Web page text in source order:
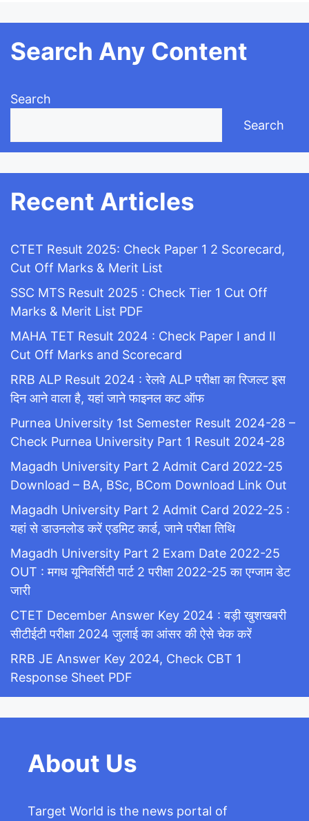
Search Any Content
Search
Search
Recent Articles
CTET Result 2025: Check Paper 1 2 Scorecard,
Cut Off Marks & Merit List
SSC MTS Result 2025 : Check Tier 1 Cut Off
Marks & Merit List PDF
MAHA TET Result 2024 : Check Paper I and II
Cut Off Marks and Scorecard
RRB ALP Result 2024 : रेलवे ALP परीक्षा का रिजल्ट इस
दिन आने वाला है, यहां जाने फाइनल कट ऑफ
Purnea University 1st Semester Result 2024-28 –
Check Purnea University Part 1 Result 2024-28
Magadh University Part 2 Admit Card 2022-25
Download – BA, BSc, BCom Download Link Out
Magadh University Part 2 Admit Card 2022-25 :
यहां से डाउनलोड करें एडमिट कार्ड, जाने परीक्षा तिथि
Magadh University Part 2 Exam Date 2022-25
OUT : मगध यूनिवर्सिटी पार्ट 2 परीक्षा 2022-25 का एग्जाम डेट
जारी
CTET December Answer Key 2024 : बड़ी खुशखबरी
सीटीईटी परीक्षा 2024 जुलाई का आंसर की ऐसे चेक करें
RRB JE Answer Key 2024, Check CBT 1
Response Sheet PDF
About Us
Target World is the news portal of